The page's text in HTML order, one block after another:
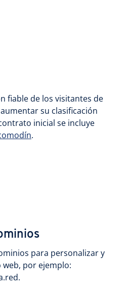
fiable de los visitantes de
su clasificación
inicial se incluye
.
para personalizar y
por ejemplo: